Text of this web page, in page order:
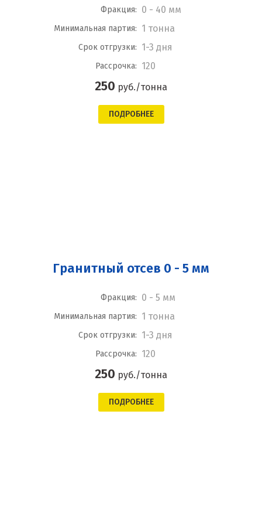
Фракция: 0 - 40 мм
Минимальная партия: 1 тонна
Срок отгрузки: 1-3 дня
Рассрочка: 120
250 руб./тонна
ПОДРОБНЕЕ
Гранитный отсев 0 - 5 мм
Фракция: 0 - 5 мм
Минимальная партия: 1 тонна
Срок отгрузки: 1-3 дня
Рассрочка: 120
250 руб./тонна
ПОДРОБНЕЕ